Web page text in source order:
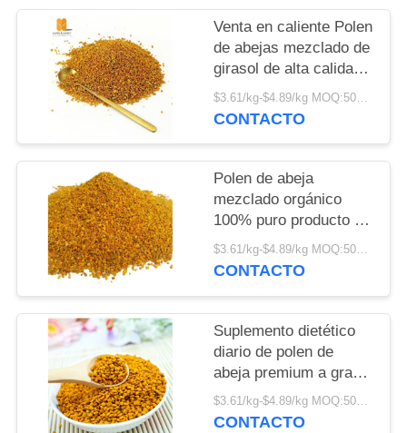
SITIO
PRIVACY
POLICY
Venta en caliente Polen
de abejas mezclado de
girasol de alta calidad
Fabricante Suministro
a granel
$3.61/kg-$4.89/kg MOQ:500 kg
CONTACTO
Polen de abeja
mezclado orgánico
100% puro producto de
abeja natural
suministro de fábrica
girasol
$3.61/kg-$4.89/kg MOQ:500 kg
CONTACTO
Suplemento dietético
diario de polen de
abeja premium a granel
de la cosecha de la
nueva temporada Polen
$3.61/kg-$4.89/kg MOQ:500 kg
CONTACTO